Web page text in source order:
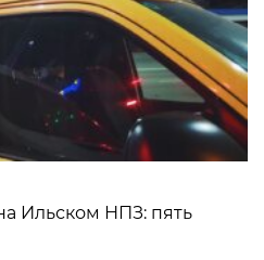
Ильском НПЗ: пять